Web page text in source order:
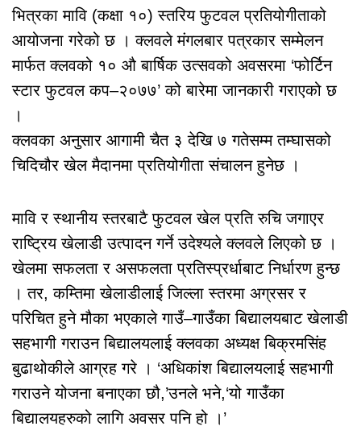
भित्रका मावि (कक्षा १०) स्तरिय फुटवल प्रतियोगीताको
आयोजना गरेको छ । क्लवले मंगलबार पत्रकार सम्मेलन
मार्फत क्लवको १० औ बार्षिक उत्सवको अवसरमा ‘फोर्टिन
स्टार फुटवल कप–२०७७’ को बारेमा जानकारी गराएको छ
।
क्लवका अनुसार आगामी चैत ३ देखि ७ गतेसम्म तम्घासको
चिदिचौर खेल मैदानमा प्रतियोगीता संचालन हुनेछ ।
मावि र स्थानीय स्तरबाटै फुटवल खेल प्रति रुचि जगाएर
राष्ट्रिय खेलाडी उत्पादन गर्ने उदेश्यले क्लवले लिएको छ ।
खेलमा सफलता र असफलता प्रतिस्प्रर्धाबाट निर्धारण हुन्छ
। तर, कम्तिमा खेलाडीलाई जिल्ला स्तरमा अग्रसर र
परिचित हुने मौका भएकाले गाउँ–गाउँका बिद्यालयबाट खेलाडी
सहभागी गराउन बिद्यालयलाई क्लवका अध्यक्ष बिक्रमसिंह
बुढाथोकीले आग्रह गरे । ‘अधिकांश बिद्यालयलाई सहभागी
गराउने योजना बनाएका छौ,’उनले भने,‘यो गाउँका
बिद्यालयहरुको लागि अवसर पनि हो ।’